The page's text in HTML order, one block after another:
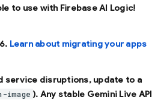
to use with Firebase AI Logic!
. Learn about migrating your apps
service disruptions, update to a
image ). Any stable Gemini Live API